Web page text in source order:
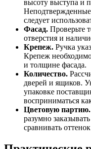
высоту выступа и
Неподтвержденные
следует
Фасад. Проверьте
отверстия и
Крепеж. Ручка
Крепеж
и толщине фасада.
Количество.
дверей и ящиков.
упаковке
восприниматься
Цветовую партию.
разумно
сравнивать